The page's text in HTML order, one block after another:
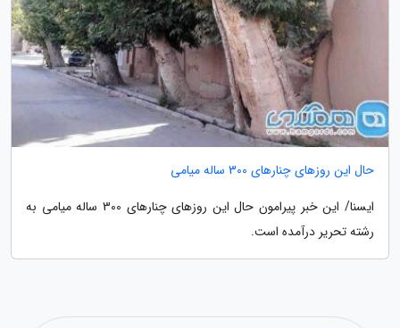
حال این روزهای چنارهای 300 ساله میامی
ایسنا/ این خبر پیرامون حال این روزهای چنارهای 300 ساله میامی به
رشته تحریر درآمده است.